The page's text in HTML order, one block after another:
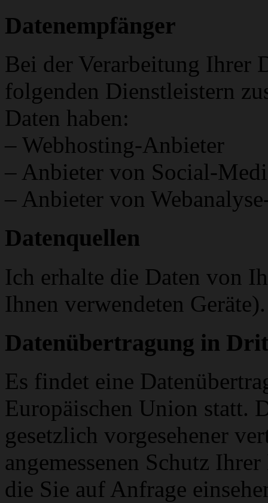
Datenempfänger
Bei der Verarbeitung Ihrer
folgenden Dienstleistern
Daten haben:
– Webhosting-Anbieter
– Anbieter von Social-
– Anbieter von
Datenquellen
Ich erhalte die Daten von
Ihnen verwendeten Geräte).
Datenübertragung in
Es findet eine
Europäischen Union statt.
gesetzlich vorgesehener
angemessenen Schutz
die Sie auf Anfrage